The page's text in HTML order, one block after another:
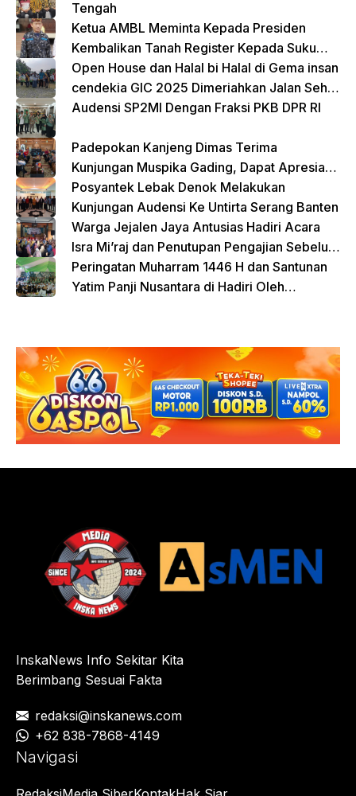
Tengah
Ketua AMBL Meminta Kepada Presiden
Kembalikan Tanah Register Kepada Suku
Lampung
Open House dan Halal bi Halal di Gema insan
cendekia GIC 2025 Dimeriahkan Jalan Sehat
dan Bazar Kreatif
Audensi SP2MI Dengan Fraksi PKB DPR RI
Padepokan Kanjeng Dimas Terima
Kunjungan Muspika Gading, Dapat Apresiasi
atas Kontribusi Sosial dan Keagamaan
Posyantek Lebak Denok Melakukan
Kunjungan Audensi Ke Untirta Serang Banten
Warga Jejalen Jaya Antusias Hadiri Acara
Isra Mi’raj dan Penutupan Pengajian Sebelum
Ramadhan
Peringatan Muharram 1446 H dan Santunan
Yatim Panji Nusantara di Hadiri Oleh
InskaNews Info Sekitar Kita
Berimbang Sesuai Fakta
redaksi@inskanews.com
+62 838-7868-4149
Navigasi